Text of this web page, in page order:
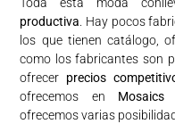
Toda esta moda
productiva. Hay pocos
los que tienen catálogo,
como los fabricantes son
ofrecer precios
ofrecemos en Mosaics
ofrecemos varias